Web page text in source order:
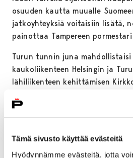
Tämä sivusto käyttää evästeitä
Hyödynnämme evästeitä, jotta
osuuden kautta muualle
jatkoyhteyksiä voitaisiin lisätä,
painottaa Tampereen pormestari
Turun tunnin juna mahdollistaisi
kaukoliikenteen Helsingin ja
lähiliikenteen kehittämisen
sekä Vihdin suuntaan. Salo-
mahdollistaisi enemmän junia ja
välillä Salo-Turku sekä myös
– On tärkeää, että Tunnin juna